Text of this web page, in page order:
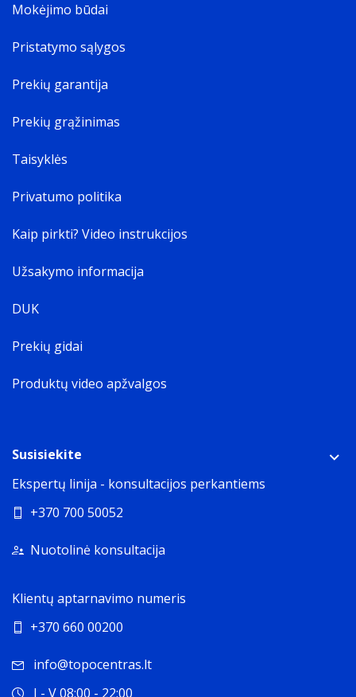
Mokėjimo būdai
Pristatymo sąlygos
Prekių garantija
Prekių grąžinimas
Taisyklės
Privatumo politika
Kaip pirkti? Video instrukcijos
Užsakymo informacija
DUK
Prekių gidai
Produktų video apžvalgos
Susisiekite
Ekspertų linija - konsultacijos perkantiems
+370 700 50052
Nuotolinė konsultacija
Klientų aptarnavimo numeris
+370 660 00200
info@topocentras.lt
I - V 08:00 - 22:00